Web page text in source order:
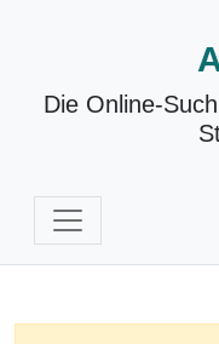
Die Online-